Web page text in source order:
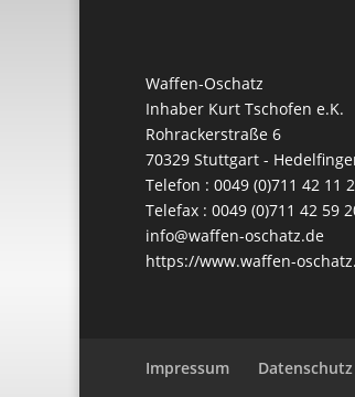
Waffen-Oschatz
Inhaber Kurt Tschofen e.K.
Rohrackerstraße 6
70329 Stuttgart -
Telefon : 0049 (0)711 42 11
Telefax : 0049 (0)711 42 59
info@waffen-oschatz.de
https://www.waffen-
Impressum Datenschutz